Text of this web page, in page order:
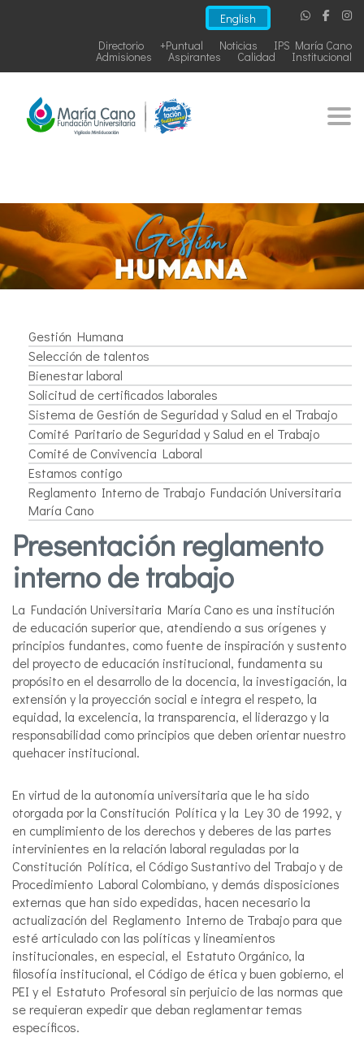
English
IPS María Cano
Noticias
+Puntual
Directorio
Institucional
Calidad
Aspirantes
Admisiones
Gestión Humana
Selección de talentos
Bienestar laboral
Solicitud de certificados laborales
Sistema de Gestión de Seguridad y Salud en el Trabajo
Comité Paritario de Seguridad y Salud en el Trabajo
Comité de Convivencia Laboral
Estamos contigo
Reglamento Interno de Trabajo Fundación Universitaria
María Cano
Presentación reglamento
interno de trabajo
La Fundación Universitaria María Cano es una institución
de educación superior que, atendiendo a sus orígenes y
principios fundantes, como fuente de inspiración y sustento
del proyecto de educación institucional, fundamenta su
propósito en el desarrollo de la docencia, la investigación, la
extensión y la proyección social e integra el respeto, la
equidad, la excelencia, la transparencia, el liderazgo y la
responsabilidad como principios que deben orientar nuestro
quehacer institucional.
En virtud de la autonomía universitaria que le ha sido
otorgada por la Constitución Política y la Ley 30 de 1992, y
en cumplimiento de los derechos y deberes de las partes
intervinientes en la relación laboral reguladas por la
Constitución Política, el Código Sustantivo del Trabajo y de
Procedimiento Laboral Colombiano, y demás disposiciones
externas que han sido expedidas, hacen necesario la
actualización del Reglamento Interno de Trabajo para que
esté articulado con las políticas y lineamientos
institucionales, en especial, el Estatuto Orgánico, la
filosofía institucional, el Código de ética y buen gobierno, el
PEI y el Estatuto Profesoral sin perjuicio de las normas que
se requieran expedir que deban reglamentar temas
específicos.